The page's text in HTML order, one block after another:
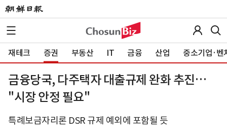
재테크 증권 부동산 IT 금융 산업 중소기업·벤
금융당국, 다주택자 대출규제 완화 추진…
"시장 안정 필요"
특례보금자리론 DSR 규제 예외에 포함될 듯